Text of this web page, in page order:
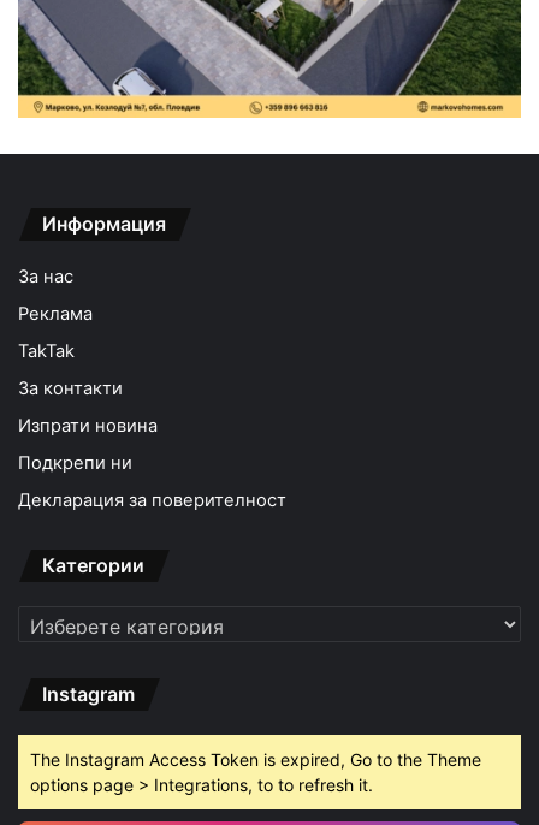
Информация
За нас
Реклама
TakTak
За контакти
Изпрати новина
Подкрепи ни
Декларация за поверителност
Категории
Категории
Instagram
The Instagram Access Token is expired, Go to the Theme
options page > Integrations, to to refresh it.